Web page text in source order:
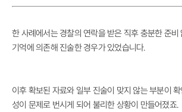
한 사례에서는 경찰의 연락을 받은 직후 충분한 준비
기억에 의존해 진술한 경우가 있었습니다.
이후 확보된 자료와 일부 진술이 맞지 않는 부분이
성이 문제로 번시게 되어 불리한 상황이 만들어졌죠.